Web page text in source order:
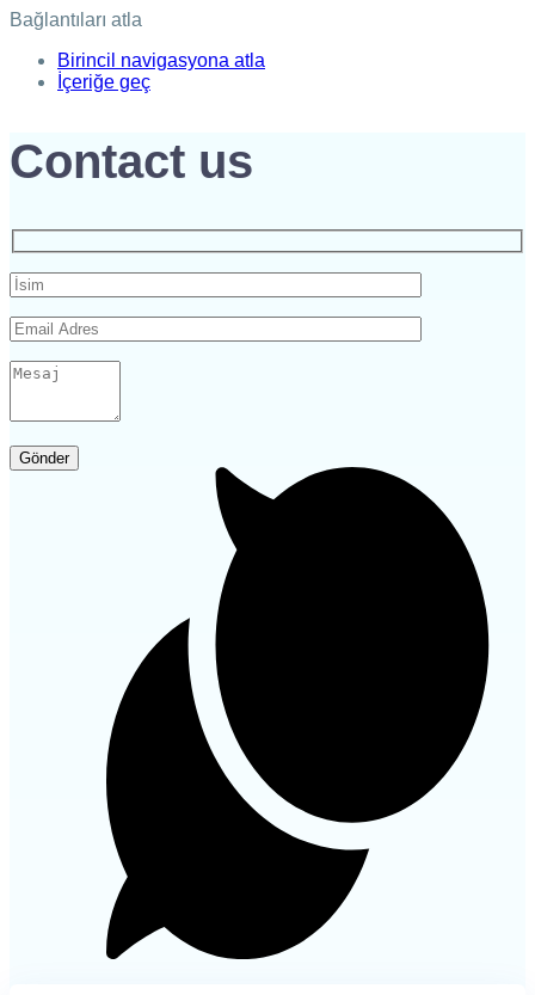
Bağlantıları atla
Birincil navigasyona atla
İçeriğe geç
Contact us